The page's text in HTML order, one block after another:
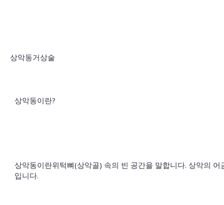
상악동거상술
상악동이란?
상악동이란위턱뼈(상악골) 속의 빈 공간을 말합니다. 상악의
입니다.